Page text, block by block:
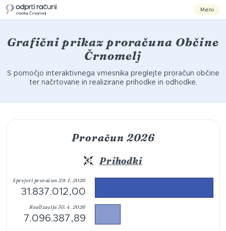
Občina Črnomelj
Meni
Grafični prikaz proračuna Občine
Črnomelj
S pomočjo interaktivnega vmesnika preglejte proračun občine
ter načrtovane in realizirane prihodke in odhodke.
Proračun 2026
Prihodki
Sprejeti proračun 29. 1. 2026
31.837.012,00
Realizacija 30. 4. 2026
7.096.387,89